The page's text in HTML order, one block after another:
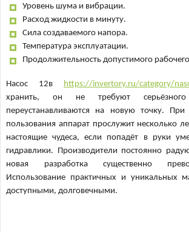
Уровень шума и вибрации.
Расход жидкости в минуту.
Сила создаваемого напора.
Температура эксплуатации.
Продолжительность допустимого
Насос 12в https://invertory.ru/category/
хранить, он не требуют
переустанавливаются на новую точку.
пользования аппарат прослужит несколько
настоящие чудеса, если попадёт в руки
гидравлики. Производители постоянно
новая разработка существенно
Использование практичных и уникальных
доступными, долговечными.